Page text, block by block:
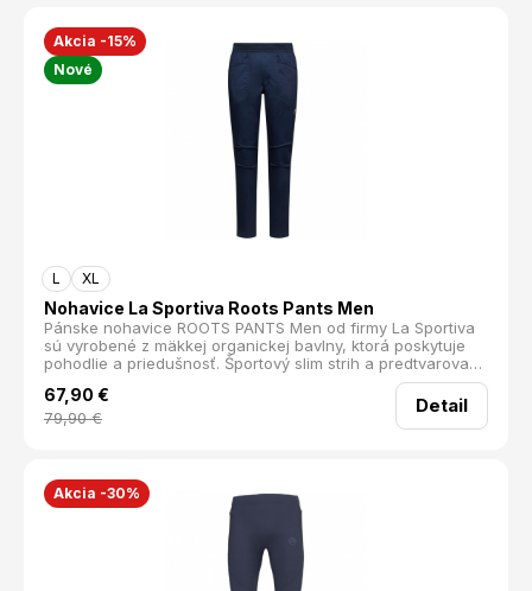
nebude hrubší materiál prekážať. vetruodolné vodeodolné
plne strečové atletický strih chladivý efekt priedušné
regulovateľný pás protisnehový návlek odnímateľné traky
odvetrávacie zipsy na boku s meshovinou vrecká prístupné
aj v lezeckom úväze Materiál : schoeller®-dryskin: 91%
Polyamid, 9% Elastan; DRYtech™ Pro
Akcia -15%
Nové
L XL
Nohavice La Sportiva Roots Pants Men
Pánske nohavice ROOTS PANTS Men od firmy La Sportiva
sú vyrobené z mäkkej organickej bavlny, ktorá poskytuje
pohodlie a priedušnosť. Športový slim strih a predtvarované
kolená zaručujú maximálnu voľnosť pohybu, čo je kľúčové
pri náročných aktivitách.
67,90 €
79,90€
Detail
Akcia -30%